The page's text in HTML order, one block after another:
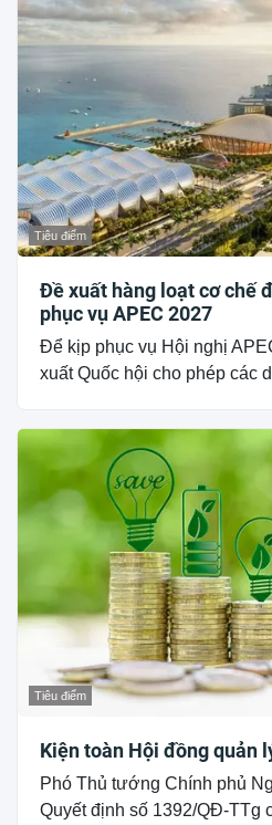
Tiêu điểm
Đề xuất hàng loạt cơ chế
phục vụ APEC 2027
Để kịp phục vụ Hội nghị
xuất Quốc hội cho phép các
Tiêu điểm
Kiện toàn Hội đồng quản
Phó Thủ tướng Chính phủ
Quyết định số 1392/QĐ-TTg